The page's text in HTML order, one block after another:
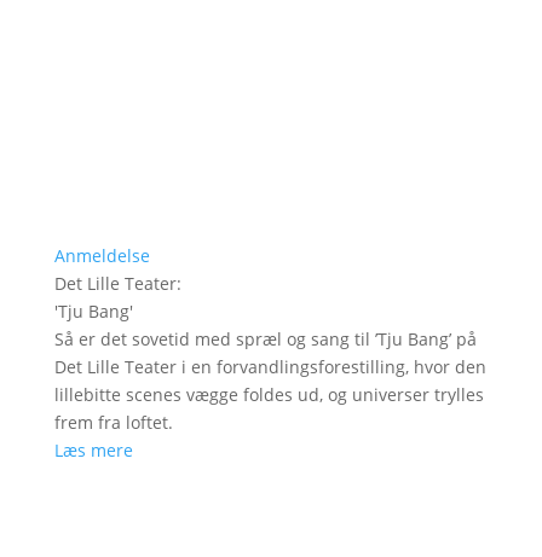
Anmeldelse
Det Lille Teater:
'Tju Bang'
Så er det sovetid med spræl og sang til ’Tju Bang’ på
Det Lille Teater i en forvandlingsforestilling, hvor den
lillebitte scenes vægge foldes ud, og universer trylles
frem fra loftet.
Læs mere